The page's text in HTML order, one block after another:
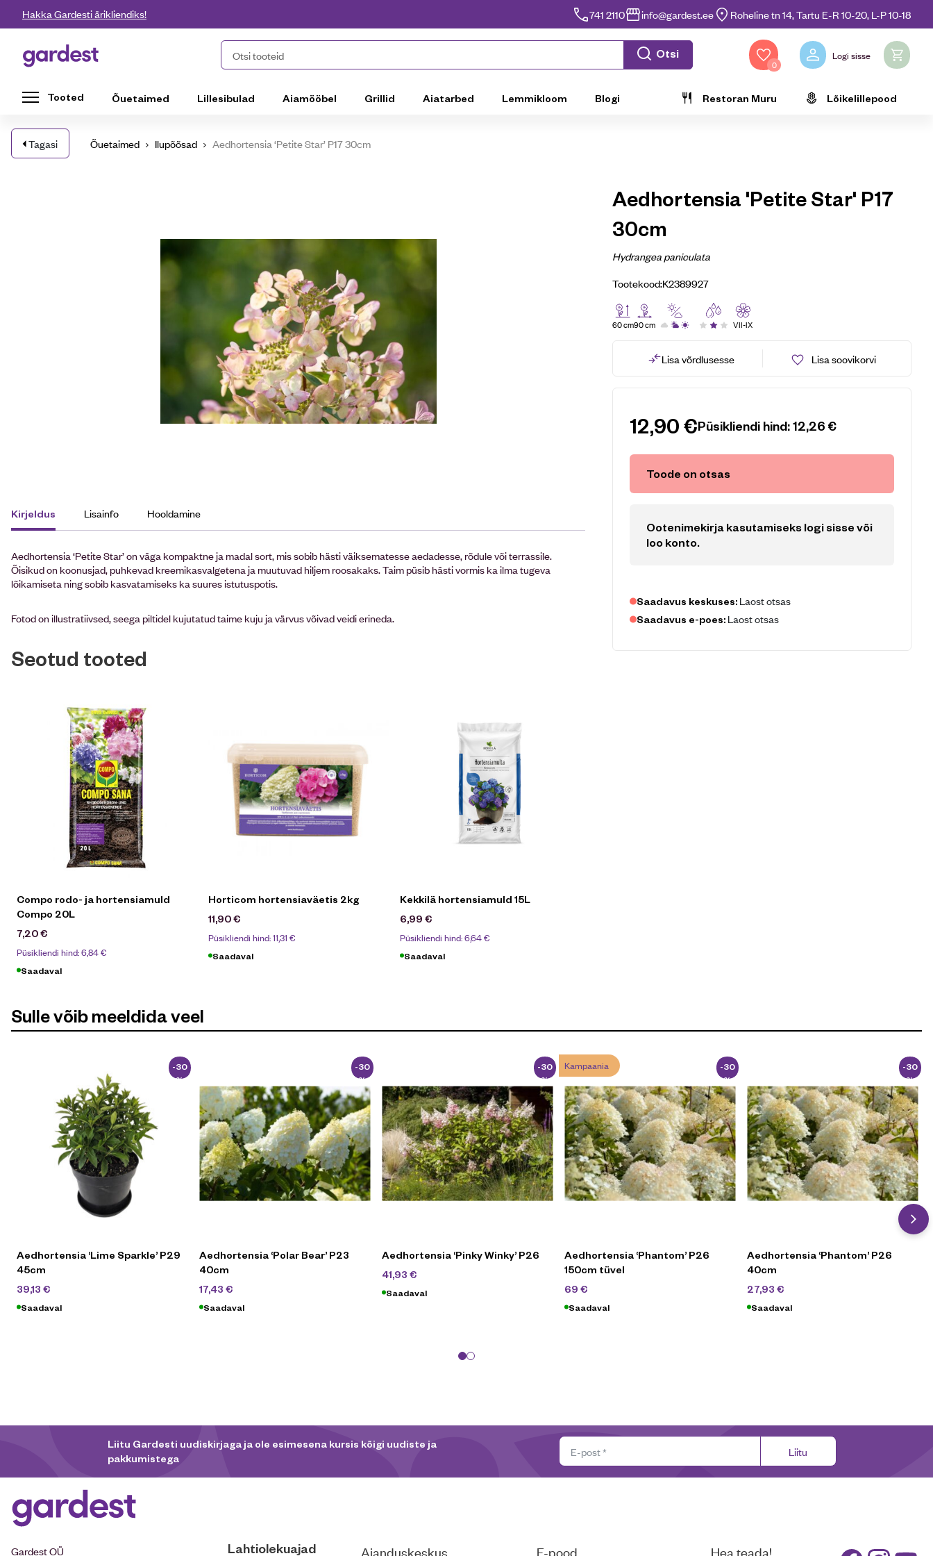
Liigu edasi põhisisu juurde
Hakka Gardesti ärikliendiks! 741 2110 info@gardest.ee Roheline tn 14, Tartu E-R 10-20, L-P 10-18
Gardest Otsi tooteid Otsi
0
Logi sisse
Tooted Õuetaimed Lillesibulad Aiamööbel Grillid Aiatarbed Lemmikloom Blogi Restoran Muru Lõikelillepood
Tagasi Õuetaimed Ilupõõsad Aedhortensia ‘Petite Star’ P17 30cm
Kirjeldus Lisainfo Hooldamine
Aedhortensia ‘Petite Star’ on väga kompaktne ja madal sort, mis sobib hästi väiksematesse aedadesse, rõdule või terrassile.
Õisikud on koonusjad, puhkevad kreemikasvalgetena ja muutuvad hiljem roosakaks. Taim püsib hästi vormis ka ilma tugeva
lõikamiseta ning sobib kasvatamiseks ka suures istutuspotis.
Fotod on illustratiivsed, seega piltidel kujutatud taime kuju ja värvus võivad veidi erineda.
Seotud tooted
Compo rodo- ja hortensiamuld
Compo 20L
7,20€
Püsikliendi hind:6,84€
Saadaval
Horticom hortensiaväetis 2kg
11,90€
Püsikliendi hind:11,31 €
Saadaval
Kekkilä hortensiamuld 15L
6,99 €
Püsikliendi hind:6,64€
Saadaval
Aedhortensia 'Petite Star' P17
30cm
Hydrangea paniculata
Tootekood:K2389927
60 cm90 cm VII-IX
Lisa võrdlusesse Lisa soovikorvi
12,90€Püsikliendi hind:12,26€
Toode on otsas
Ootenimekirja kasutamiseks logi sisse või
loo konto.
Saadavus keskuses: Laost otsas
Saadavus e-poes: Laost otsas
Sulle võib meeldida veel
-30
%
Aedhortensia ‘Lime Sparkle’ P29
45cm
39,13 €
Saadaval
-30
%
Aedhortensia ‘Polar Bear’ P23
40cm
17,43 €
Saadaval
-30
%
Aedhortensia ‘Pinky Winky’ P26
41,93 €
Saadaval
Kampaania
-30
%
Aedhortensia ‘Phantom’ P26
150cm tüvel
69 €
Saadaval
-30
%
Aedhortensia ‘Phantom’ P26
40cm
27,93 €
Saadaval
Liitu Gardesti uudiskirjaga ja ole esimesena kursis kõigi uudiste ja
pakkumistega
Liitu
Gardest OÜ Lahtiolekuajad Aianduskeskus E-pood Hea teada!